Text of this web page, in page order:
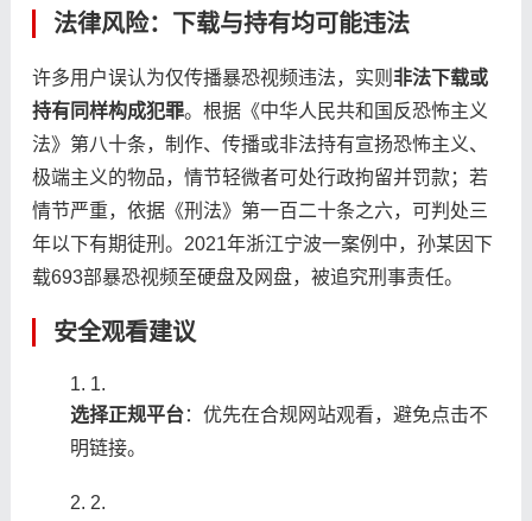
法律风险：下载与持有均可能违法
许多用户误认为仅传播暴恐视频违法，实则​ ​非法下载或
持有同样构成犯罪​​。根据《中华人民共和国反恐怖主义
法》第八十条，制作、传播或非法持有宣扬恐怖主义、
极端主义的物品，情节轻微者可处行政拘留并罚款；若
情节严重，依据《刑法》第一百二十条之六，可判处三
年以下有期徒刑。2021年浙江宁波一案例中，孙某因下
载693部暴恐视频至硬盘及网盘，被追究刑事责任。
安全观看建议
1.
​选择正规平台​​：优先在合规网站观看，避免点击不
明链接。
2.